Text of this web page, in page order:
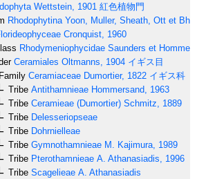
Wettstein, 1901 紅色植物門
Rhodophytina Yoon, Muller, Sheath, Ott et
Cronquist, 1960
Rhodymeniophycidae Saunders et
Ceramiales Oltmanns, 1904 イギス目
Family Ceramiaceae Dumortier, 1822 イギス科
Tribe Antithamnieae Hommersand, 1963
Tribe Ceramieae (Dumortier) Schmitz, 1889
Tribe Delesseriopseae
Tribe Dohrnielleae
Tribe Gymnothamnieae M. Kajimura, 1989
Tribe Pterothamnieae A. Athanasiadis, 1996
Tribe Scagelieae A. Athanasiadis